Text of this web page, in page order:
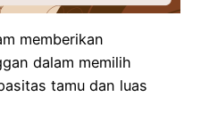
memberikan
dalam memilih
tamu dan luas